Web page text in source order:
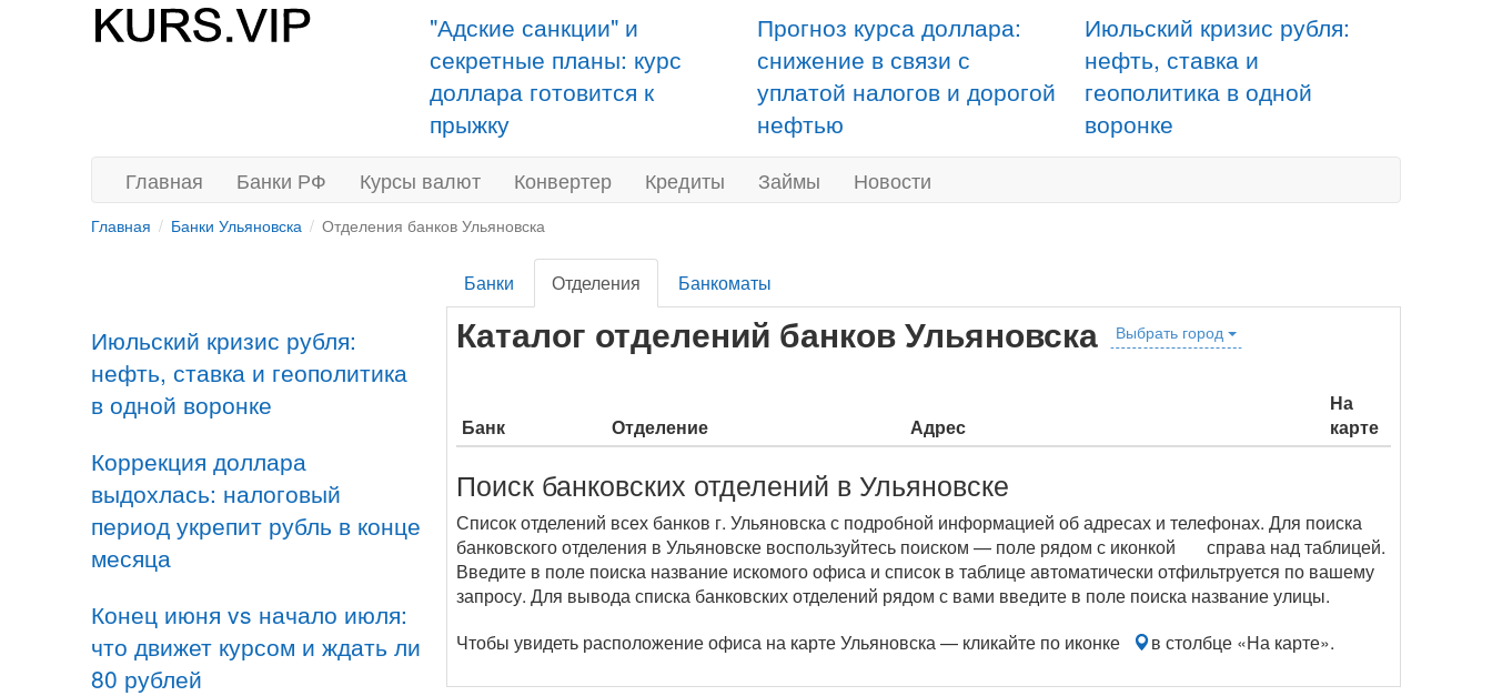
"Адские санкции" и
секретные планы: курс
доллара готовится к
прыжку
Прогноз курса доллара:
снижение в связи с
уплатой налогов и дорогой
нефтью
Июльский кризис рубля:
нефть, ставка и
геополитика в одной
воронке
Главная Банки РФ Курсы валют Конвертер Кредиты Займы Новости
Главная Банки Ульяновска Отделения банков Ульяновска
Июльский кризис рубля:
нефть, ставка и геополитика
в одной воронке
Коррекция доллара
выдохлась: налоговый
период укрепит рубль в конце
месяца
Конец июня vs начало июля:
что движет курсом и ждать ли
80 рублей
Банки Отделения Банкоматы
Каталог отделений банков Ульяновска Выбрать город
Банк Отделение Адрес
На
карте
Поиск банковских отделений в Ульяновске
Список отделений всех банков г. Ульяновска с подробной информацией об адресах и телефонах. Для поиска
банковского отделения в Ульяновске воспользуйтесь поиском — поле рядом с иконкой
справа над таблицей.
Введите в поле поиска название искомого офиса и список в таблице автоматически отфильтруется по вашему
запросу. Для вывода списка банковских отделений рядом с вами введите в поле поиска название улицы.
Чтобы увидеть расположение офиса на карте Ульяновска — кликайте по иконке
в столбце «На карте».